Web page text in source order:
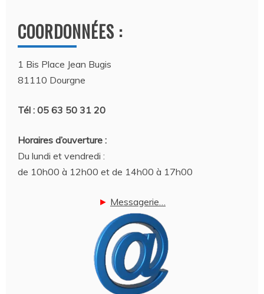
COORDONNÉES :
1 Bis Place Jean Bugis
81110 Dourgne
Tél : 05 63 50 31 20
Horaires d’ouverture :
Du lundi et vendredi :
de 10h00 à 12h00 et de 14h00 à 17h00
► Messagerie…